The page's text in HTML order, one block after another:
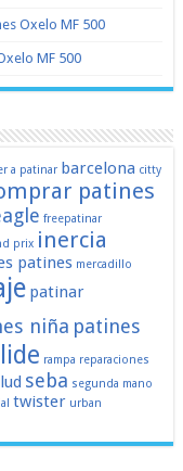
Oxelo MF 500
MF 500
a patinar barcelona citty
patines
freepatinar
prix inercia
patines mercadillo
patinar
niña patines
rampa reparaciones
seba segunda mano
twister urban